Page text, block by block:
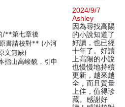
/**第七章後
書請校對** (小河
文無缺)
指山高峻貌，引申
2024/9/7
Ashley
因為尋找高陽
的小說知道了
好讀，也已經
十年了。好讀
上高陽的小說
也慢慢地持續
更新，越來越
全，而且質量
上佳，值得珍
藏。感謝好